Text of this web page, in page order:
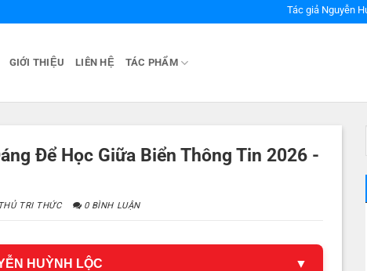
Tác giả Nguyễn
GIỚI THIỆU LIÊN HỆ TÁC PHẨM
Để Học Giữa Biển Thông Tin 2026 -
TRI THỨC 0 BÌNH LUẬN
HUỲNH LỘC ▼